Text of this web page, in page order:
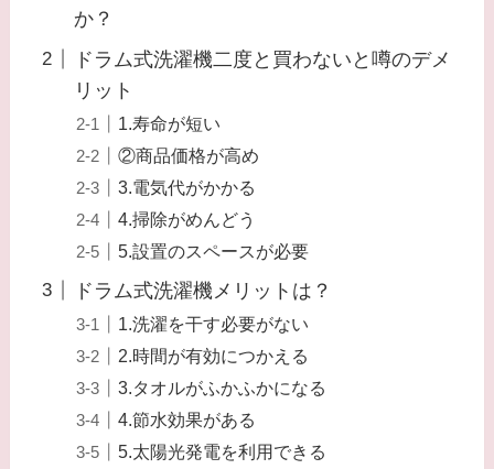
か？
ドラム式洗濯機二度と買わないと噂のデメ
リット
1.寿命が短い
②商品価格が高め
3.電気代がかかる
4.掃除がめんどう
5.設置のスペースが必要
ドラム式洗濯機メリットは？
1.洗濯を干す必要がない
2.時間が有効につかえる
3.タオルがふかふかになる
4.節水効果がある
5.太陽光発電を利用できる